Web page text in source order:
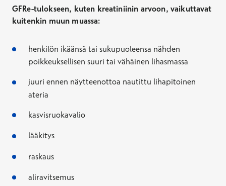
GFRe-tulokseen, kuten kreatiniinin arvoon, vaikuttavat
kuitenkin muun muassa:
henkilön ikäänsä tai sukupuoleensa nähden
poikkeuksellisen suuri tai vähäinen lihasmassa
juuri ennen näytteenottoa nautittu lihapitoinen
ateria
kasvisruokavalio
lääkitys
raskaus
aliravitsemus